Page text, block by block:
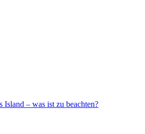
– was ist zu beachten?